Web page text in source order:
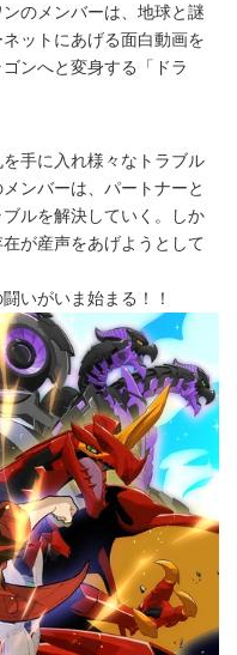
のメンバーは、地球と謎
ットにあげる面白動画を
ンへと変身する「ドラ
手に入れ様々なトラブル
ンバーは、パートナーと
ルを解決していく。しか
が産声をあげようとして
いがいま始まる！！